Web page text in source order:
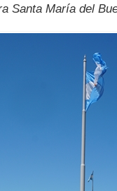
Santa María del